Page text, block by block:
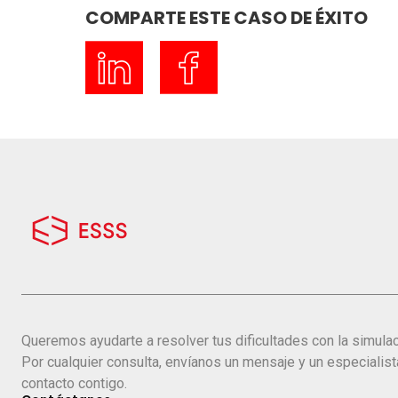
COMPARTE ESTE CASO DE ÉXITO
Queremos ayudarte a resolver tus dificultades con la
Por cualquier consulta, envíanos un mensaje y un
contacto contigo.